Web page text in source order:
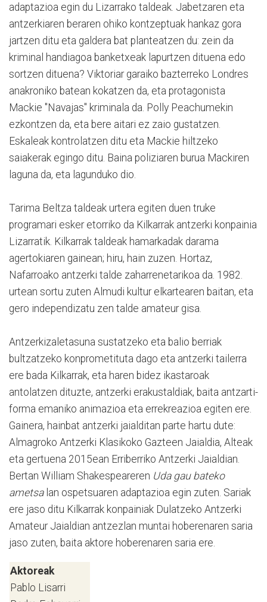
adaptazioa egin du Lizarrako taldeak. Jabetzaren eta
antzerkiaren beraren ohiko kontzeptuak hankaz gora
jartzen ditu eta galdera bat planteatzen du: zein da
kriminal handiagoa banketxeak lapurtzen dituena edo
sortzen dituena? Viktoriar garaiko bazterreko Londres
anakroniko batean kokatzen da, eta protagonista
Mackie "Navajas" kriminala da. Polly Peachumekin
ezkontzen da, eta bere aitari ez zaio gustatzen.
Eskaleak kontrolatzen ditu eta Mackie hiltzeko
saiakerak egingo ditu. Baina poliziaren burua Mackiren
laguna da, eta lagunduko dio.
Tarima Beltza taldeak urtera egiten duen truke
programari esker etorriko da Kilkarrak antzerki konpainia
Lizarratik. Kilkarrak taldeak hamarkadak darama
agertokiaren gainean; hiru, hain zuzen. Hortaz,
Nafarroako antzerki talde zaharrenetarikoa da. 1982.
urtean sortu zuten Almudi kultur elkartearen baitan, eta
gero independizatu zen talde amateur gisa.
Antzerkizaletasuna sustatzeko eta balio berriak
bultzatzeko konprometituta dago eta antzerki tailerra
ere bada Kilkarrak, eta haren bidez ikastaroak
antolatzen dituzte, antzerki erakustaldiak, baita antzarti-
forma emaniko animazioa eta errekreazioa egiten ere.
Gainera, hainbat antzerki jaialditan parte hartu dute:
Almagroko Antzerki Klasikoko Gazteen Jaialdia, Alteak
eta gertuena 2015ean Erriberriko Antzerki Jaialdian.
Bertan William Shakespeareren Uda gau bateko
ametsalan ospetsuaren adaptazioa egin zuten. Sariak
ere jaso ditu Kilkarrak konpainiak Dulatzeko Antzerki
Amateur Jaialdian antzezlan muntai hoberenaren saria
jaso zuten, baita aktore hoberenaren saria ere.
Aktoreak
Pablo Lisarri